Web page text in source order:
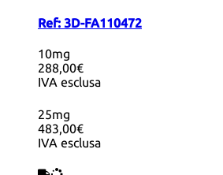
Ref: 3D-FA110472
10mg
288,00€
IVA esclusa
25mg
483,00€
IVA esclusa